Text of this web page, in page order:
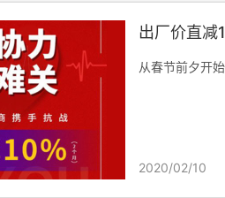
出厂价直减
从春节前夕开
2020/02/10